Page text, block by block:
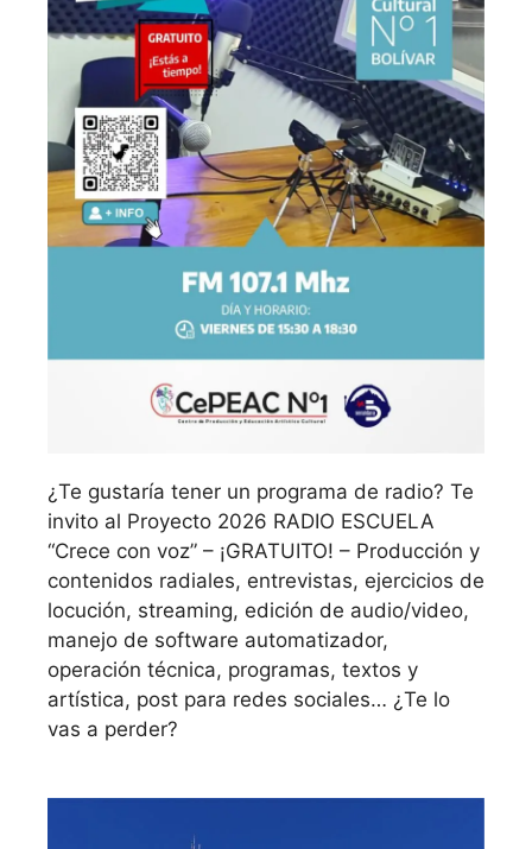
¿Te gustaría tener un programa de radio? Te
invito al Proyecto 2026 RADIO ESCUELA
“Crece con voz” – ¡GRATUITO! – Producción y
contenidos radiales, entrevistas, ejercicios de
locución, streaming, edición de audio/video,
manejo de software automatizador,
operación técnica, programas, textos y
artística, post para redes sociales… ¿Te lo
vas a perder?